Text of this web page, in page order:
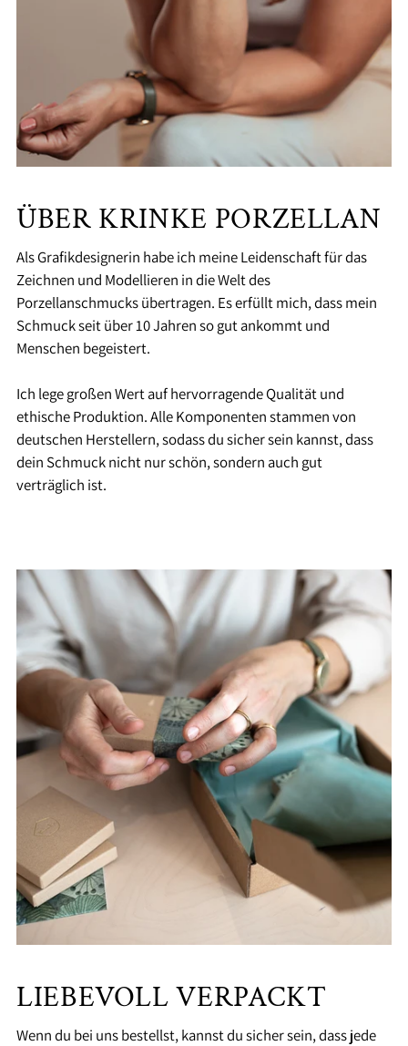
ÜBER KRINKE PORZELLAN
Als Grafikdesignerin habe ich meine Leidenschaft für das
Zeichnen und Modellieren in die Welt des
Porzellanschmucks übertragen. Es erfüllt mich, dass mein
Schmuck seit über 10 Jahren so gut ankommt und
Menschen begeistert.
Ich lege großen Wert auf hervorragende Qualität und
ethische Produktion. Alle Komponenten stammen von
deutschen Herstellern, sodass du sicher sein kannst, dass
dein Schmuck nicht nur schön, sondern auch gut
verträglich ist.
LIEBEVOLL VERPACKT
Wenn du bei uns bestellst, kannst du sicher sein, dass jede